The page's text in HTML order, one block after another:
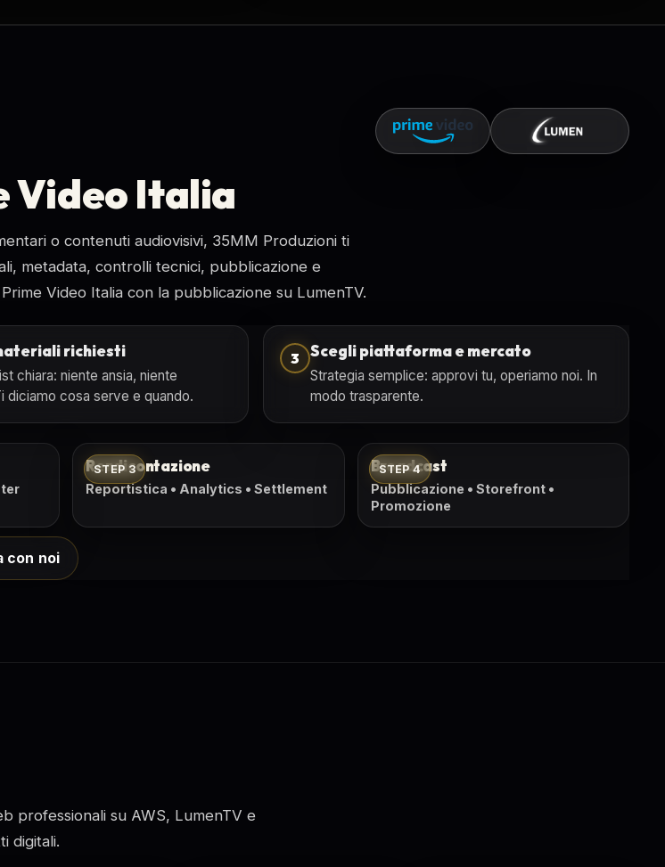
Video Italia
o contenuti audiovisivi, 35MM Produzioni ti
metadata, controlli tecnici, pubblicazione e
Video Italia con la pubblicazione su LumenTV.
richiesti
chiara: niente ansia, niente
diciamo cosa serve e quando.
3 Scegli piattaforma e mercato
Strategia semplice: approvi tu, operiamo noi. In
modo trasparente.
STEP 3
Rendicontazione
Reportistica • Analytics • Settlement
STEP 4
Broadcast
Pubblicazione • Storefront •
Promozione
con noi
professionali su AWS, LumenTV e
digitali.